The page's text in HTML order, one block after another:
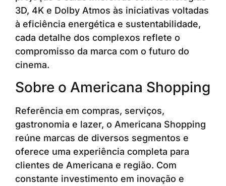
3D, 4K e Dolby Atmos às iniciativas voltadas
à eficiência energética e sustentabilidade,
cada detalhe dos complexos reflete o
compromisso da marca com o futuro do
cinema.
Sobre o Americana Shopping
Referência em compras, serviços,
gastronomia e lazer, o Americana Shopping
reúne marcas de diversos segmentos e
oferece uma experiência completa para
clientes de Americana e região. Com
constante investimento em inovação e